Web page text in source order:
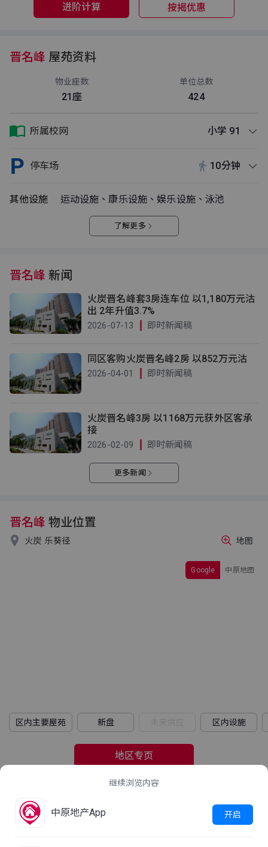
进阶计算 按揭优惠
晋名峰 屋苑资料
物业座数
21座
单位总数
424
所属校网 小学 91
停车场 10分钟
其他设施 运动设施、康乐设施、娱乐设施、泳池
了解更多
晋名峰 新闻
火炭晋名峰套3房连车位 以1,180万元沽
出 2年升值3.7%
2026-07-13 即时新闻稿
同区客购火炭晋名峰2房 以852万元沽
2026-04-01 即时新闻稿
火炭晋名峰3房 以1168万元获外区客承
接
2026-02-09 即时新闻稿
更多新闻
晋名峰 物业位置
 火炭 乐葵径
Google 中原地图
地图
区内主要屋苑 新盘 区内设施
地区专页
2021年人口普查
这屋苑平均家庭住户每月收入是多少？
立即查看
继续浏览内容
中原地产App 开启